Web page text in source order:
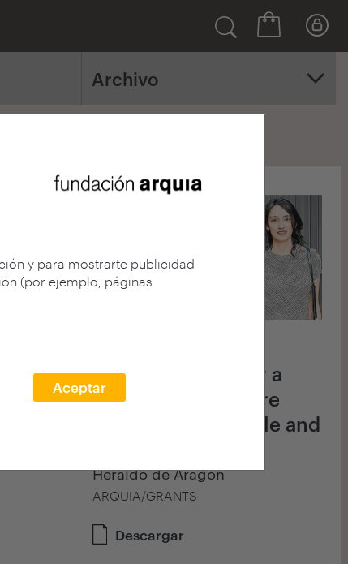
y para mostrarte publicidad
(por ejemplo, páginas
Aceptar
Archivo
2006 2005
There is a need for a
type of architecture
closer to the people and
Heraldo de Aragón
ARQUIA/GRANTS
Descargar